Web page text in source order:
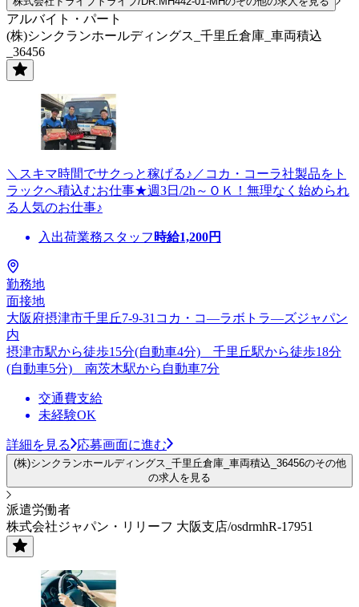
アルバイト・パート
(株)シンクランホールディングス_千里丘倉庫_車両積込
_36456
＼スキマ時間でサクっと稼げる♪／コカ・コーラ社製品をト
ラックへ積込むお仕事★週3日/2h～ＯＫ！無理なく始められ
る人気のお仕事♪
入出荷業務スタッフ 時給1,200円
勤務地
面接地
大阪府摂津市千里丘7-9-31コカ・コ―ラボトラ―ズジャパン
内
摂津市駅から徒歩15分(自動車4分) 千里丘駅から徒歩18分
(自動車5分) 南茨木駅から自動車7分
交通費支給
未経験OK
詳細を見る 応募画面に進む
(株)シンクランホールディングス_千里丘倉庫_車両積込_36456のその他
の求人を見る
派遣労働者
株式会社ジャパン・リリーフ 大阪支店/osdrmhR-17951